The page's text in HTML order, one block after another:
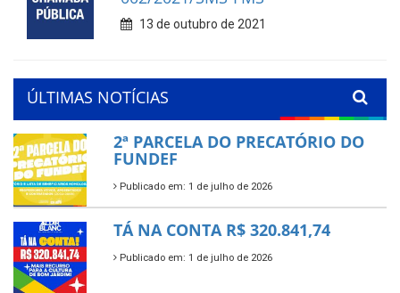
13 de outubro de 2021
ÚLTIMAS NOTÍCIAS
2ª PARCELA DO PRECATÓRIO DO
FUNDEF
Publicado em: 1 de julho de 2026
TÁ NA CONTA R$ 320.841,74
Publicado em: 1 de julho de 2026